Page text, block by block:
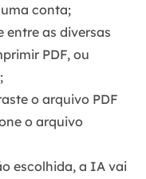
conta;
entre as diversas
PDF, ou
;
o arquivo PDF
o arquivo
escolhida, a IA vai